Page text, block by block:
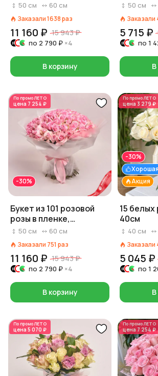
50 см 60 см
Заказали1638раз
11 160 ₽ 15 943 ₽
по 2 790 ₽ ×4
В корзину
50 см
Заказали
5 715 ₽
по 1
В
По промоЛЕТО
цена 7 254 ₽
-30%
Букет из 101 розовой
розы в пленке,
Эквадор, 50 см
50 см 60 см
Заказали 751 раз
11 160 ₽ 15 943 ₽
по 2 790 ₽ ×4
В корзину
По промоЛЕТО
цена 3 279 ₽
Акция
-30%
15 белых
40см
40 см
Заказали
5 045 ₽
по 1
В
По промоЛЕТО
цена 5 070 ₽
По промоЛЕТО
цена 7 254 ₽